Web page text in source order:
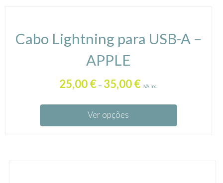
Cabo Lightning para USB-A –
APPLE
25,00€ – 35,00€ IVA Inc.
Ver opções